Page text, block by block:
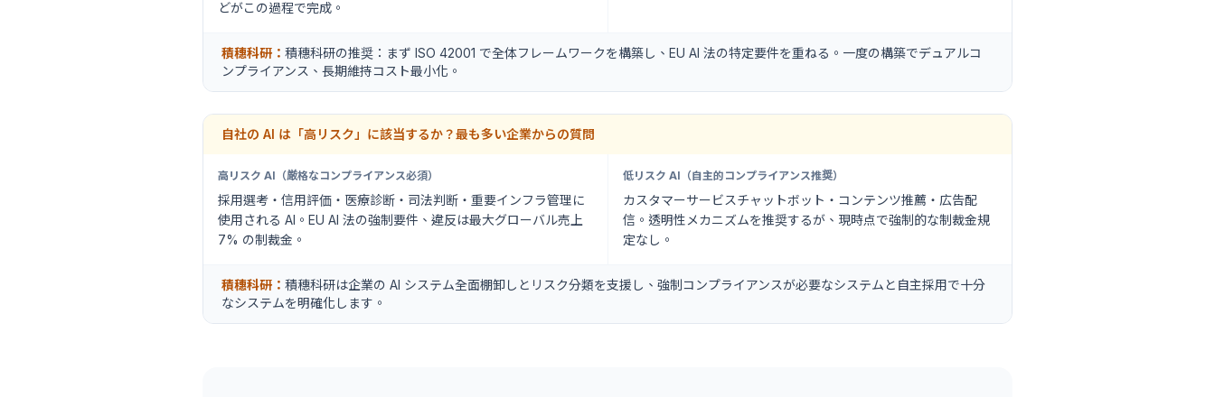
どがこの過程で完成。
積穗科研： 積穗科研の推奨：まず ISO 42001 で全体フレームワークを構築し、EU AI 法の特定要件を重ねる。一度の構築でデュアルコ
ンプライアンス、長期維持コスト最小化。
自社の AI は「高リスク」に該当するか？最も多い企業からの質問
高リスク AI（厳格なコンプライアンス必須）
採用選考・信用評価・医療診断・司法判断・重要インフラ管理に
使用される AI。EU AI 法の強制要件、違反は最大グローバル売上
7% の制裁金。
低リスク AI（自主的コンプライアンス推奨）
カスタマーサービスチャットボット・コンテンツ推薦・広告配
信。透明性メカニズムを推奨するが、現時点で強制的な制裁金規
定なし。
積穗科研： 積穗科研は企業の AI システム全面棚卸しとリスク分類を支援し、強制コンプライアンスが必要なシステムと自主採用で十分
なシステムを明確化します。